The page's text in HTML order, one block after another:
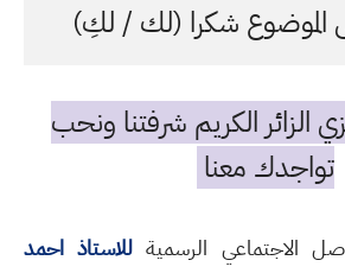
الموضوع شكرا (لك / لكِ)
الكريم شرفتنا ونحب
تواجدك معنا
الاجتماعي الرسمية للاستاذ احمد